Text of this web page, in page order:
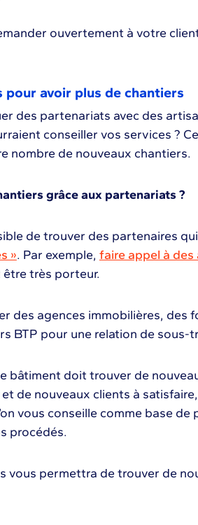
ouvertement à votre
avoir plus de chantiers
des partenariats avec des
conseiller vos services ?
nombre de nouveaux chantiers.
grâce aux partenariats ?
de trouver des partenaires
». Par exemple, faire appel à
être très porteur.
des agences immobilières, des
BTP pour une relation de sous-
bâtiment doit trouver de
de nouveaux clients à
vous conseille comme base de
procédés.
vous permettra de trouver de